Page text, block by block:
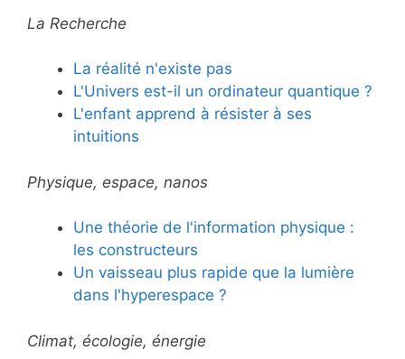
La Recherche
La réalité n'existe pas
L'Univers est-il un ordinateur quantique ?
L'enfant apprend à résister à ses
intuitions
Physique, espace, nanos
Une théorie de l'information physique :
les constructeurs
Un vaisseau plus rapide que la lumière
dans l'hyperespace ?
Climat, écologie, énergie